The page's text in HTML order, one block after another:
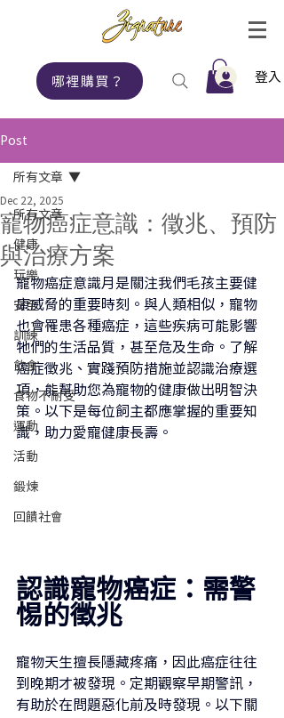
哪裡購買？ 登入
Post
所有文章
健康
玩樂
安全
訓練
飲食
食物不耐受
運動
活動
鍛煉
回饋社會
所有文章
寵物癌症意識：徵兆、預防
與治療方案
Dec 22, 2025
寵物癌症意識月是關注我們毛孩主要健
康威脅的重要時刻。與人類相似，寵物
也會罹患各種癌症，這些疾病可能影響
牠們的生活品質，甚至危及生命。了解
癌症徵兆、實踐預防措施並認識治療選
項，能幫助您為寵物的健康做出明智決
策。以下是每位飼主都應掌握的重要知
識，助力愛寵健康長壽。
認識寵物癌症：需警
惕的徵兆
寵物天生擅長隱藏疼痛，因此癌症往往
到晚期才被發現。定期觀察早期警訊，
有助於在問題惡化前及時發現。以下關